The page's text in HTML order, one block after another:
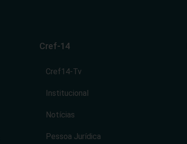
Cref-14
Cref14-Tv
Institucional
Notícias
Pessoa Jurídica